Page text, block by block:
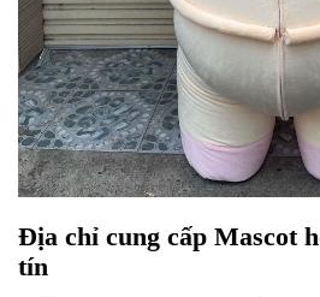
Địa chỉ cung cấp Mascot
tín